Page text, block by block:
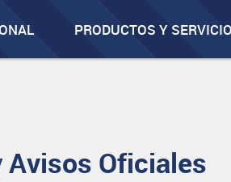
PRODUCTOS Y
Avisos Oficiales